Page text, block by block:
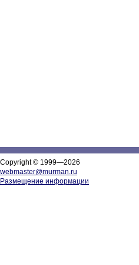
Copyright © 1999—2026
webmaster@murman.ru
Размещение информации